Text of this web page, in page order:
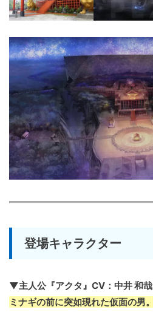
登場キャラクター
▼主人公『アクタ』CV：中井 和哉
ミナギの前に突如現れた仮面の男。